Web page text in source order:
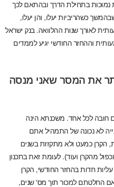
נמוכות בתחילת הדרך ובהתאם לכך
כשהריביות יעלו, והן יעלו,
לאורך שנות ההלוואה. בנק ישראל
וההחזר החודשי יגיע לממדים
את המסר שאני מנסה
חובה לכל אחד. משכנתא הינה
לא נכונה של התמהיל אתם
הקרן כמעט ולא מתקזזת בשנים
מהקרן ועוד). לעומת זאת בתכנון
עליות חדות בהחזר החודשי, הקרן
החלטתם למכור תוך מס' שנים,